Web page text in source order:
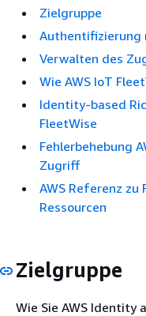
Zielgruppe
Verwalten des
Wie AWS IoT
Identity-based
FleetWise
Fehlerbehebung
Zugriff
AWS Referenz zu
Ressourcen
Zielgruppe
Wie Sie AWS Identity